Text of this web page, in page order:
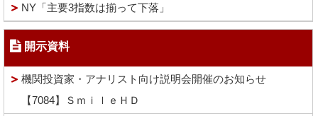
NY「主要3指数は揃って下落」
開示資料
機関投資家・アナリスト向け説明会開催のお知らせ
【7084】ＳｍｉｌｅＨＤ